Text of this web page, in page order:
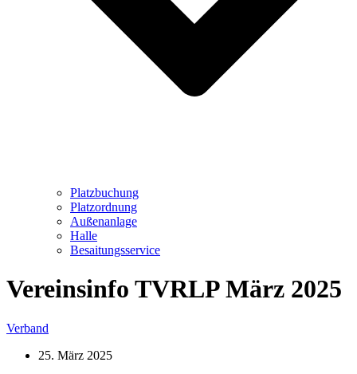
Platzbuchung
Platzordnung
Außenanlage
Halle
Besaitungsservice
Vereinsinfo TVRLP März 2025
Verband
25. März 2025